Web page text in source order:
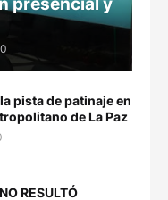
pista de patinaje en
de La Paz
RESULTÓ